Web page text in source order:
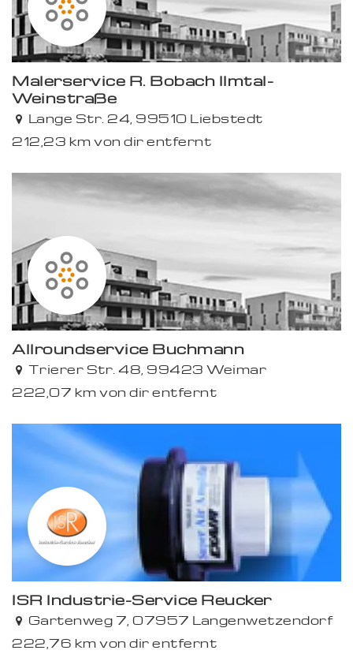
Premium
Malerservice R. Bobach Ilmtal-
Weinstraße
Lange Str. 24, 99510 Liebstedt
212,23 km von dir entfernt
Premium
Allroundservice Buchmann
Trierer Str. 48, 99423 Weimar
222,07 km von dir entfernt
Premium
ISR Industrie-Service Reucker
Gartenweg 7, 07957 Langenwetzendorf
222,76 km von dir entfernt